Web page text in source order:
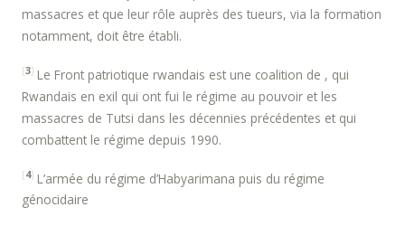
massacres et que leur rôle auprès des tueurs, via la formation
notamment, doit être établi.
[3] Le Front patriotique rwandais est une coalition de , qui
Rwandais en exil qui ont fui le régime au pouvoir et les
massacres de Tutsi dans les décennies précédentes et qui
combattent le régime depuis 1990.
[4] L’armée du régime d’Habyarimana puis du régime
génocidaire